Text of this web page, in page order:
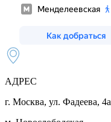
АДРЕС
г. Москва, ул. Фадеева, 4а